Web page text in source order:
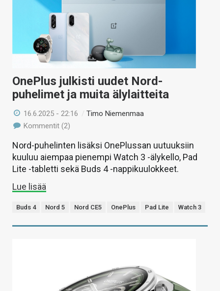
OnePlus julkisti uudet Nord-
puhelimet ja muita älylaitteita
16.6.2025 - 22:16 /Timo Niemenmaa
Kommentit (2)
Nord-puhelinten lisäksi OnePlussan uutuuksiin
kuuluu aiempaa pienempi Watch 3 -älykello, Pad
Lite -tabletti sekä Buds 4 -nappikuulokkeet.
Lue lisää
Buds 4 Nord 5 Nord CE5 OnePlus Pad Lite Watch 3